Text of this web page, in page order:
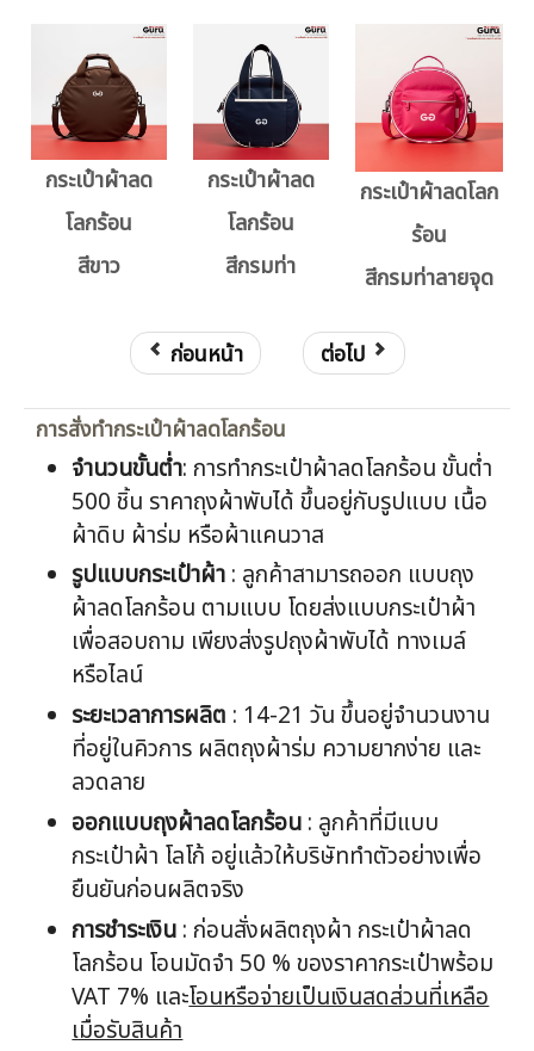
กระเป๋าผ้าลด
โลกร้อน
สีขาว
กระเป๋าผ้าลด
โลกร้อน
สีกรมท่า
กระเป๋าผ้าลดโลก
ร้อน
สีกรมท่าลายจุด
ก่อนหน้า ต่อไป
การสั่งทำกระเป๋าผ้าลดโลกร้อน
จำนวนขั้นต่ำ: การทำกระเป๋าผ้าลดโลกร้อน ขั้นต่ำ
500 ชิ้น ราคาถุงผ้าพับได้ ขึ้นอยู่กับรูปแบบ เนื้อ
ผ้าดิบ ผ้าร่ม หรือผ้าแคนวาส
รูปแบบกระเป๋าผ้า : ลูกค้าสามารถออก แบบถุง
ผ้าลดโลกร้อน ตามแบบ โดยส่งแบบกระเป๋าผ้า
เพื่อสอบถาม เพียงส่งรูปถุงผ้าพับได้ ทางเมล์
หรือไลน์
ระยะเวลาการผลิต : 14-21 วัน ขึ้นอยู่จำนวนงาน
ที่อยู่ในคิวการ ผลิตถุงผ้าร่ม ความยากง่าย และ
ลวดลาย
ออกแบบถุงผ้าลดโลกร้อน : ลูกค้าที่มีแบบ
กระเป๋าผ้า โลโก้ อยู่แล้วให้บริษัททำตัวอย่างเพื่อ
ยืนยันก่อนผลิตจริง
การชำระเงิน : ก่อนสั่งผลิตถุงผ้า กระเป๋าผ้าลด
โลกร้อน โอนมัดจำ 50 % ของราคากระเป๋าพร้อม
VAT 7% และโอนหรือจ่ายเป็นเงินสดส่วนที่เหลือ
เมื่อรับสินค้า